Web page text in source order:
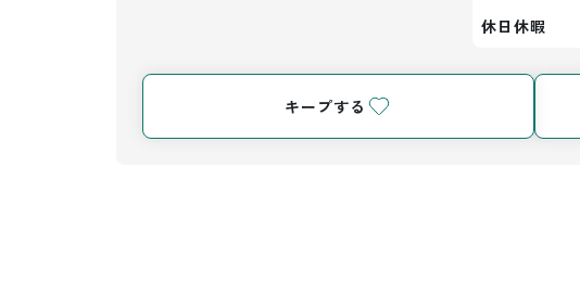
休日休暇
キープする